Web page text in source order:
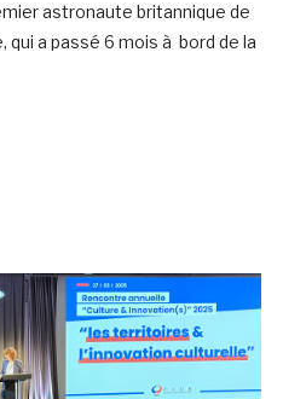
astronaute britannique de
qui a passé 6 mois à bord de la